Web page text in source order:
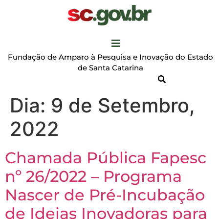
Fundação de Amparo à Pesquisa e Inovação do Estado
de Santa Catarina
Dia: 9 de Setembro,
2022
Chamada Pública Fapesc
nº 26/2022 – Programa
Nascer de Pré-Incubação
de Ideias Inovadoras para